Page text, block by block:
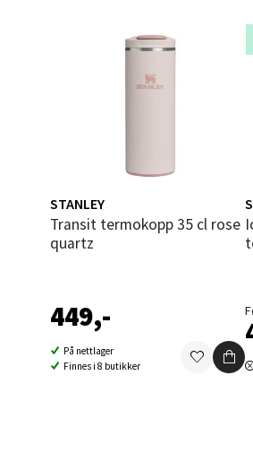
STANLEY
Transit termokopp 35 cl rose
quartz
449,-
På nettlager
Finnes i 8 butikker
IceFlow Flip Straw 2.0 Bottle